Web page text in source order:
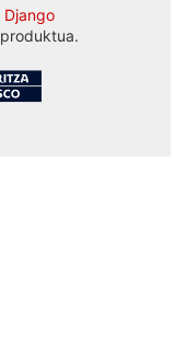
Django
produktua.